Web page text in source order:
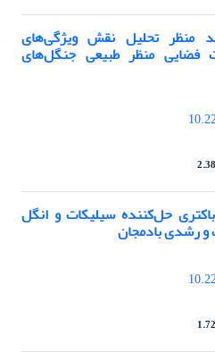
منظر تحلیل نقش ویژگی‌های
فضایی منظر طبیعی جنگل‌های
حل‌کننده سیلیکات و انگل
رشدی بادمجان